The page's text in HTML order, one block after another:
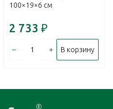
100×19×6 см
2 733 ₽
– + В корзину